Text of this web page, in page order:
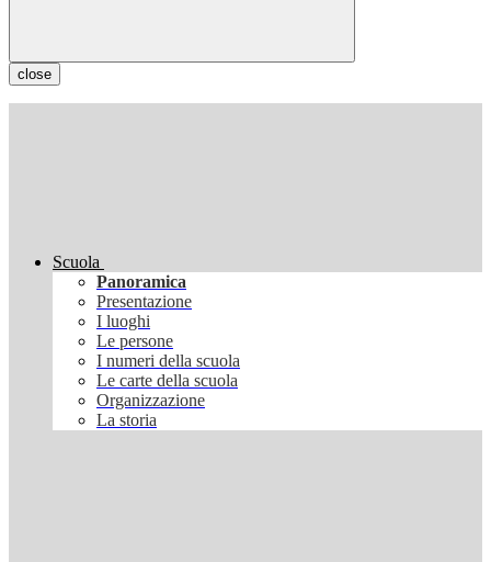
close
Scuola
Panoramica
Presentazione
I luoghi
Le persone
I numeri della scuola
Le carte della scuola
Organizzazione
La storia